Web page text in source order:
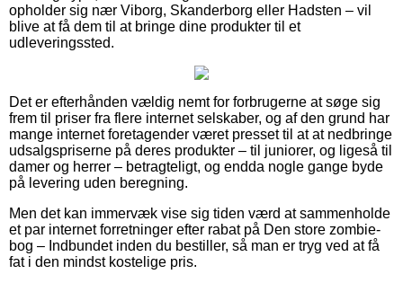
opholder sig nær Viborg, Skanderborg eller Hadsten – vil
blive at få dem til at bringe dine produkter til et
udleveringssted.
Det er efterhånden vældig nemt for forbrugerne at søge sig
frem til priser fra flere internet selskaber, og af den grund har
mange internet foretagender været presset til at at nedbringe
udsalgspriserne på deres produkter – til juniorer, og ligeså til
damer og herrer – betragteligt, og endda nogle gange byde
på levering uden beregning.
Men det kan immervæk vise sig tiden værd at sammenholde
et par internet forretninger efter rabat på Den store zombie-
bog – Indbundet inden du bestiller, så man er tryg ved at få
fat i den mindst kostelige pris.